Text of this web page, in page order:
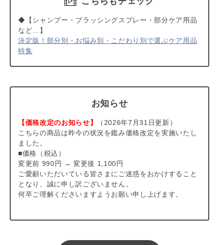
◆【シャンプー・ブラッシングスプレー・部分ケア用品
など…】
決定版！部分別・お悩み別・こだわり別で選ぶケア用品
特集
お知らせ
【価格改定のお知らせ】
（2026年7月31日更新）
こちらの商品は昨今の状況を鑑み価格改定を実施いたし
ました。
■価格（税込）
変更前 990円 → 変更後 1,100円
ご愛顧いただいている皆さまにご迷惑をおかけすること
となり、誠に申し訳ございません。
何卒ご理解くださいますようお願い申し上げます。